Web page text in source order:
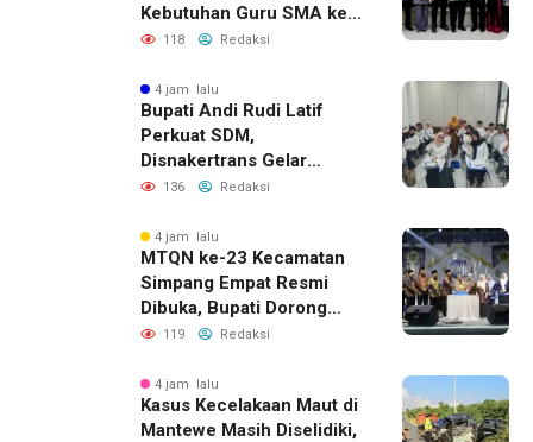
Kebutuhan Guru SMA ke
Pemprov Kalsel
118 Redaksi
4 jam lalu
Bupati Andi Rudi Latif
Perkuat SDM,
Disnakertrans Gelar
Pelatihan Desain Grafis
136 Redaksi
4 jam lalu
MTQN ke-23 Kecamatan
Simpang Empat Resmi
Dibuka, Bupati Dorong
Lahirnya Generasi Qur’ani
119 Redaksi
4 jam lalu
Kasus Kecelakaan Maut di
Mantewe Masih Diselidiki,